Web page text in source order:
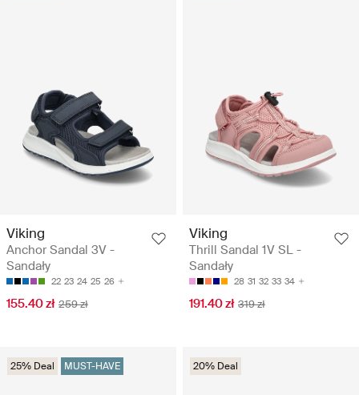
Viking
Anchor Sandal 3V -
Sandały
22 23 24 25 26
155.40 zł 259 zł
Viking
Thrill Sandal 1V SL -
Sandały
28 31 32 33 34
191.40 zł 319 zł
25% Deal MUST-HAVE 20% Deal